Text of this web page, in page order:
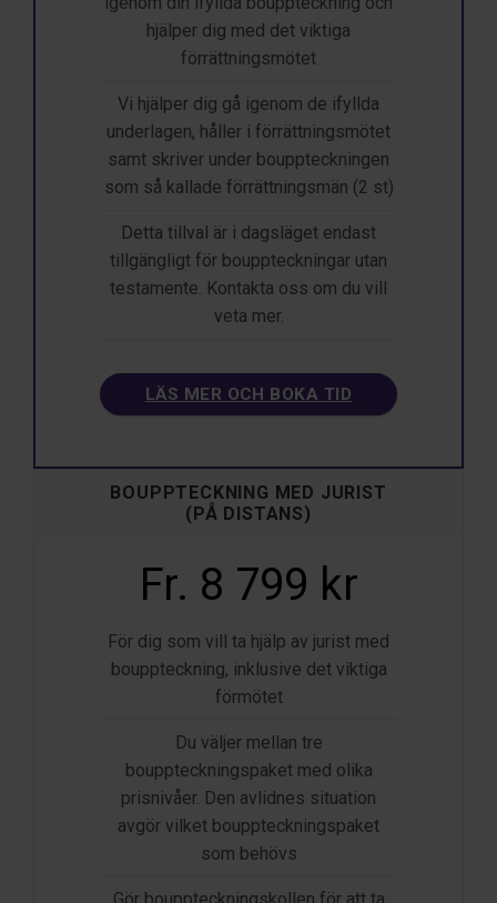
hjälper dig med det viktiga
förrättningsmötet
Vi hjälper dig gå igenom de ifyllda
underlagen, håller i förrättningsmötet
samt skriver under bouppteckningen
som så kallade förrättningsmän (2 st)
Detta tillval är i dagsläget endast
tillgängligt för bouppteckningar utan
testamente. Kontakta oss om du vill
veta mer.
LÄS MER OCH BOKA TID
BOUPPTECKNING MED JURIST
(PÅ DISTANS)
Fr. 8 799 kr
För dig som vill ta hjälp av jurist med
bouppteckning, inklusive det viktiga
förmötet
Du väljer mellan tre
bouppteckningspaket med olika
prisnivåer. Den avlidnes situation
avgör vilket bouppteckningspaket
som behövs